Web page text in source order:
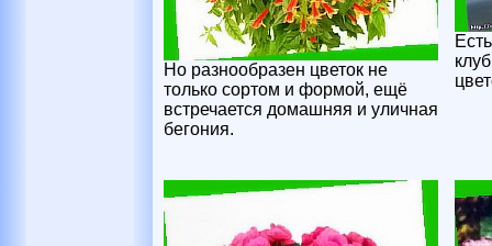
Но разнообразен цветок не
только сортом и формой, ещё
встречается домашняя и уличная
бегония.